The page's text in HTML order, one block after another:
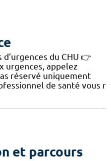
du CHU 👉
urgences, appelez
réservé uniquement
de santé vous r
et parcours